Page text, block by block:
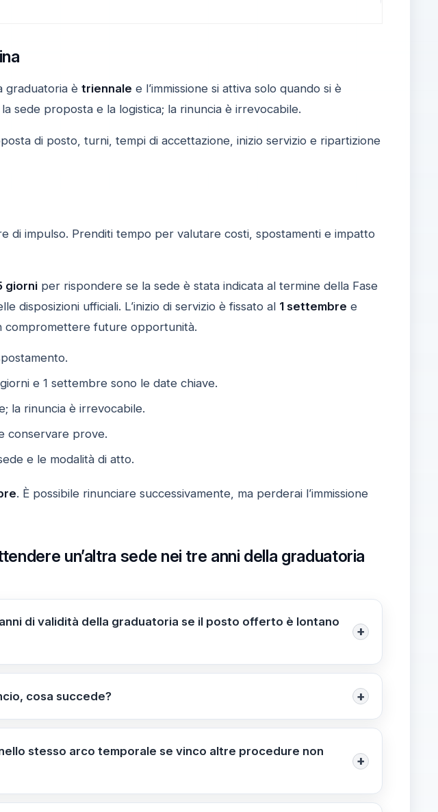
graduatoria è triennale e l’immissione si attiva solo quando si è
sede proposta e la logistica; la rinuncia è irrevocabile.
di posto, turni, tempi di accettazione, inizio servizio e ripartizione
di impulso. Prenditi tempo per valutare costi, spostamenti e impatto
giorniper rispondere se la sede è stata indicata al termine della Fase
disposizioni ufficiali. L’inizio di servizio è fissato al 1 settembre e
compromettere future opportunità.
e 1 settembre sono le date chiave.
la rinuncia è irrevocabile.
conservare prove.
e le modalità di atto.
. È possibile rinunciare successivamente, ma perderai l’immissione
un’altra sede nei tre anni della graduatoria
di validità della graduatoria se il posto offerto è lontano
+
è unica e va accettata o rinunciata entro 5 giorni dalla
cosa succede? +
a quella procedura e non è recuperabile; l’accettazione è
stesso arco temporale se vinco altre procedure non
+
procedure non contemporanee. La graduatoria è triennale e